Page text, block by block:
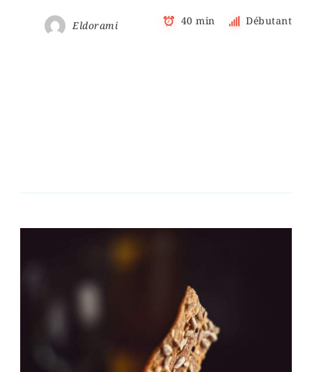
Eldorami 40 min Débutant